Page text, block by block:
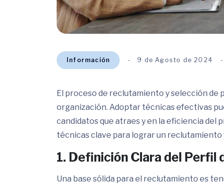
Información 9 de Agosto de 2024
El proceso de reclutamiento y selección de
organización. Adoptar técnicas efectivas
candidatos que atraes y en la eficiencia
técnicas clave para lograr un
1. Definición Clara del Perfil
Una base sólida para el reclutamiento es